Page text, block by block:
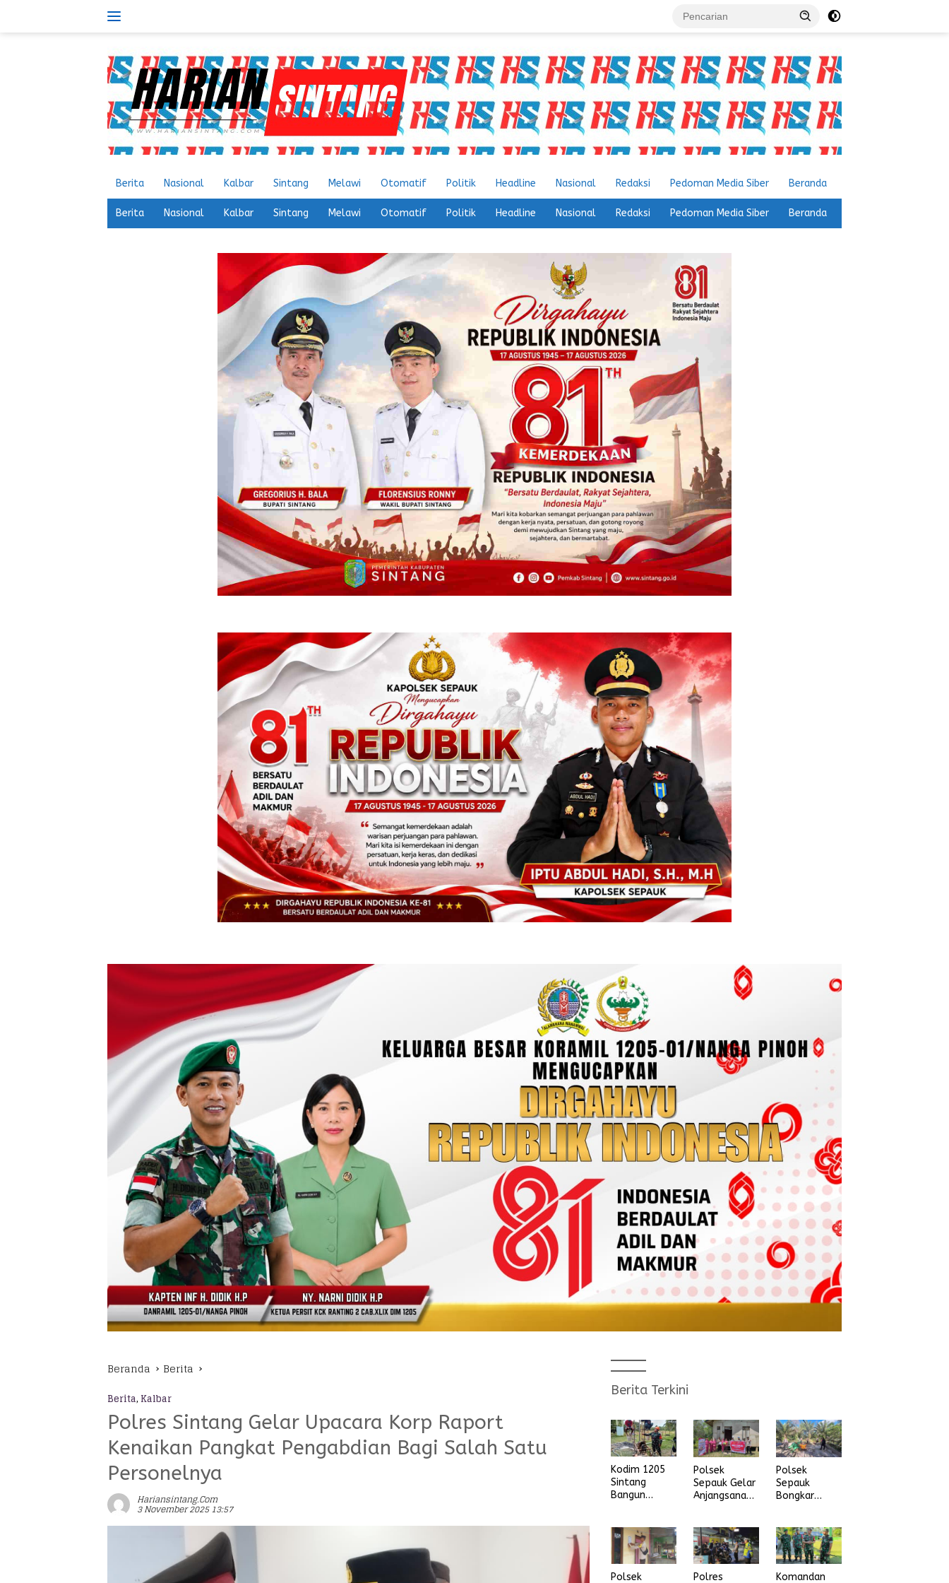
Berita Nasional Kalbar Sintang Melawi Otomatif Politik Headline Nasional Redaksi Pedoman Media Siber Beranda
Berita Nasional Kalbar Sintang Melawi Otomatif Politik Headline Nasional Redaksi Pedoman Media Siber Beranda
Beranda Berita
Berita, Kalbar
Polres Sintang Gelar Upacara Korp Raport
Kenaikan Pangkat Pengabdian Bagi Salah Satu
Personelnya
Hariansintang.com
3 November 2025 13:57
Berita Terkini
Kodim 1205
Sintang
Bangun
Polsek
Sepauk Gelar
Anjangsana
Ke-80
Bhayangkara
Tahun 2026
Polsek
Sepauk
Bongkar
dusun Lepung
Beruang Desa
Sekubang KM
38 Kayu Lapis
Polsek
Polres
Komandan